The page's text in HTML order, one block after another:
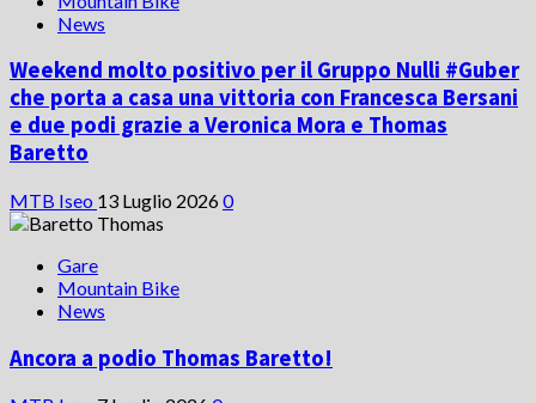
News
Weekend molto positivo per il Gruppo Nulli #Guber
che porta a casa una vittoria con Francesca Bersani
e due podi grazie a Veronica Mora e Thomas
Baretto
MTB Iseo 13 Luglio 20260
Gare
Mountain Bike
News
Ancora a podio Thomas Baretto!